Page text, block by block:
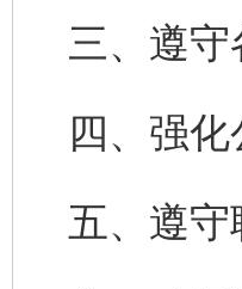
三、遵
四、强
五、遵